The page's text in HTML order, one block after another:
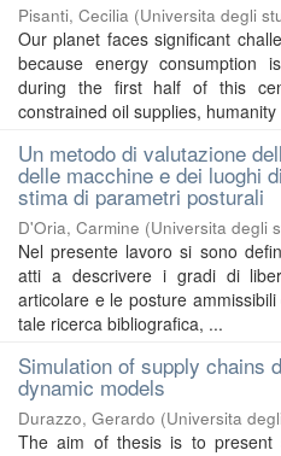
Pisanti, Cecilia (Universita degli
Our planet faces significant
because energy consumption
during the first half of this
constrained oil supplies, humanity
Un metodo di valutazione
delle macchine e dei luoghi
stima di parametri posturali
D'Oria, Carmine (Universita degli
Nel presente lavoro si sono
atti a descrivere i gradi di
articolare e le posture
tale ricerca bibliografica, ...
Simulation of supply chains
dynamic models
Durazzo, Gerardo (Universita
The aim of thesis is to present